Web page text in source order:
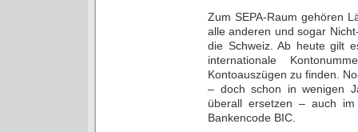
Zum SEPA-Raum gehören
alle anderen und sogar
die Schweiz. Ab heute gilt
internationale
Kontoauszügen zu finden.
– doch schon in wenigen
überall ersetzen – auch
Bankencode BIC.